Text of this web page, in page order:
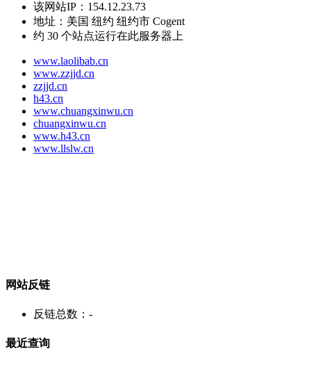
该网站IP： 154.12.23.73
地址： 美国 纽约 纽约市 Cogent
约 30 个站点运行在此服务器上
www.laolibab.cn
www.zzjjd.cn
zzjjd.cn
h43.cn
www.chuangxinwu.cn
chuangxinwu.cn
www.h43.cn
www.llslw.cn
网站反链
反链总数： -
最近查询